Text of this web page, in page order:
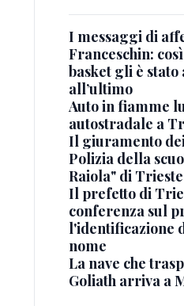
I messaggi di
Franceschin:
basket gli è stato
all’ultimo
Auto in fiamme
autostradale a
Il giuramento
Polizia della
Raiola" di Trieste
Il prefetto di
conferenza sul
l'identificazione
nome
La nave che
Goliath arriva a